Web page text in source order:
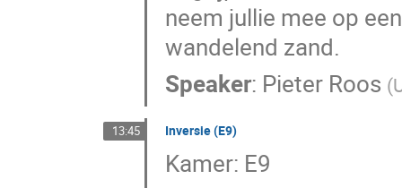
neem jullie mee op
wandelend zand.
Speaker: Pieter Roos (
13:45 Inversie (E9)
Kamer: E9